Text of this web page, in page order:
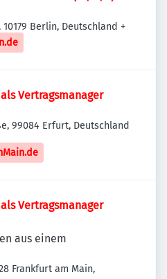
Berlin, Deutschland +
Vertragsmanager
99084 Erfurt, Deutschland
Vertragsmanager
aus einem
Frankfurt am Main,